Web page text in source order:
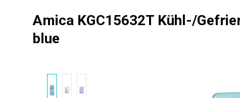
Amica KGC15632T Kühl-/
blue